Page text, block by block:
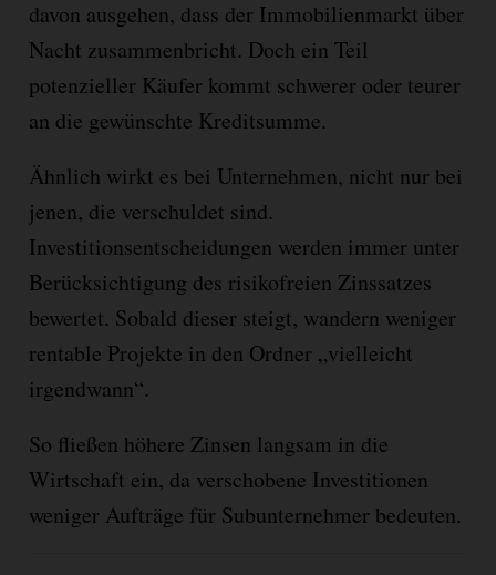
davon ausgehen, dass der Immobilienmarkt über
Nacht zusammenbricht. Doch ein Teil
potenzieller Käufer kommt schwerer oder teurer
an die gewünschte Kreditsumme.
Ähnlich wirkt es bei Unternehmen, nicht nur bei
jenen, die verschuldet sind.
Investitionsentscheidungen werden immer unter
Berücksichtigung des risikofreien Zinssatzes
bewertet. Sobald dieser steigt, wandern weniger
rentable Projekte in den Ordner „vielleicht
irgendwann“.
So fließen höhere Zinsen langsam in die
Wirtschaft ein, da verschobene Investitionen
weniger Aufträge für Subunternehmer bedeuten.